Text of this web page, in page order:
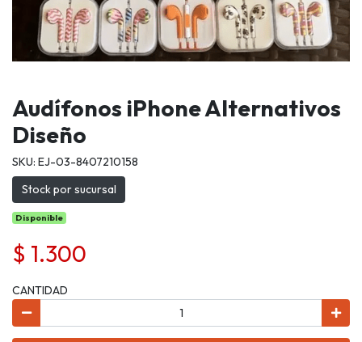
Audífonos iPhone Alternativos
Diseño
SKU: EJ-03-8407210158
Stock por sucursal
Disponible
$ 1.300
CANTIDAD